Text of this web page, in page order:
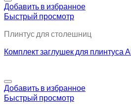
Добавить в избранное
Быстрый просмотр
Плинтус для столешниц
Комплект заглушек для плинтуса
Добавить в избранное
Быстрый просмотр